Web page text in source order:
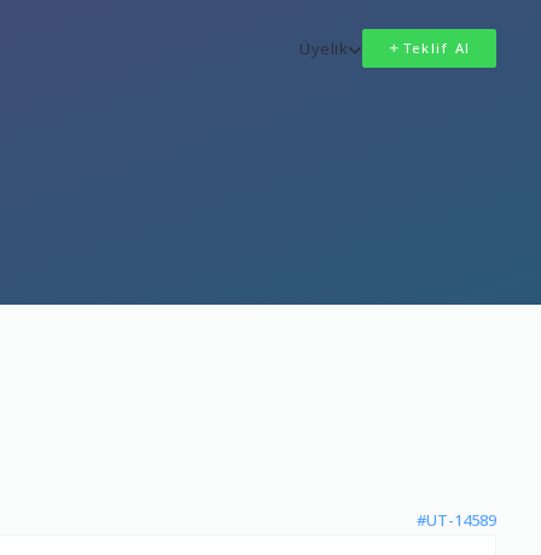
Üyelik Teklif Al
#UT-14589